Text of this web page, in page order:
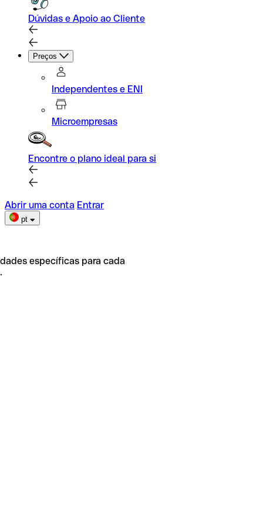
Dúvidas e Apoio ao Cliente
Preços
Independentes e ENI
Microempresas
Encontre o plano ideal para si
Abrir uma conta Entrar
pt
específicas para cada